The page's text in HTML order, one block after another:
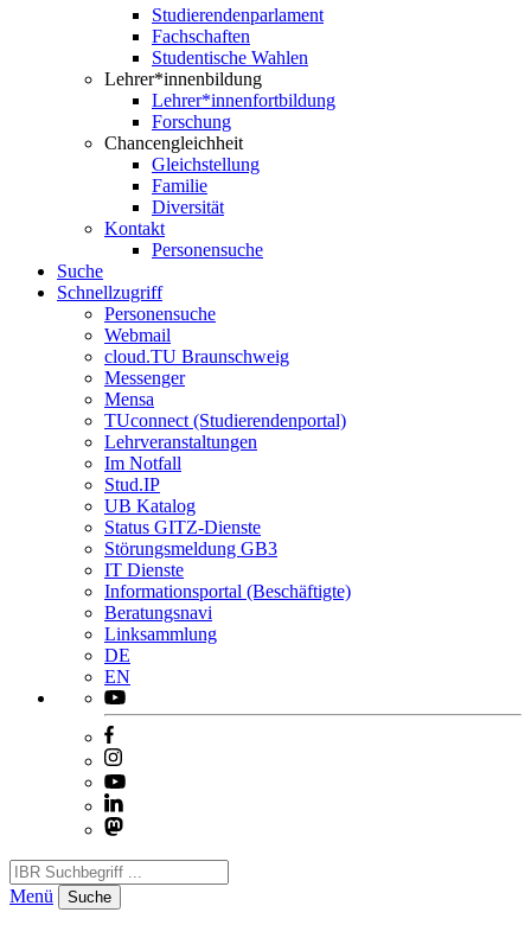
Studierendenparlament
Fachschaften
Studentische Wahlen
Lehrer*innenbildung
Lehrer*innenfortbildung
Forschung
Chancengleichheit
Gleichstellung
Familie
Diversität
Kontakt
Personensuche
Suche
Schnellzugriff
Personensuche
Webmail
cloud.TU Braunschweig
Messenger
Mensa
TUconnect (Studierendenportal)
Lehrveranstaltungen
Im Notfall
Stud.IP
UB Katalog
Status GITZ-Dienste
Störungsmeldung GB3
IT Dienste
Informationsportal (Beschäftigte)
Beratungsnavi
Linksammlung
DE
EN
Menü Suche